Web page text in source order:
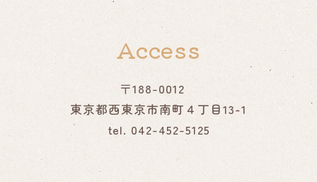
Access
〒188-0012
東京都西東京市南町４丁目13-1
tel. 042-452-5125